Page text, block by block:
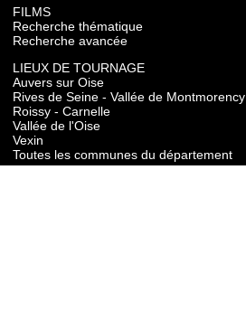
FILMS
Recherche thématique
Recherche avancée
LIEUX DE TOURNAGE
Auvers sur Oise
Rives de Seine - Vallée de Montmorency
Roissy - Carnelle
Vallée de l'Oise
Vexin
Toutes les communes du département